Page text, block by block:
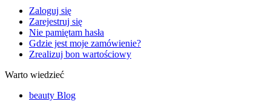
Zaloguj się
Zarejestruj się
Nie pamiętam hasła
Gdzie jest moje zamówienie?
Zrealizuj bon wartościowy
Warto wiedzieć
beauty Blog